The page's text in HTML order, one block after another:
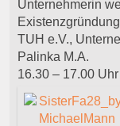
Unternehmerin
Existenzgründung
TUH e.V.,
Palinka M.A.
16.30 – 17.00 Uhr